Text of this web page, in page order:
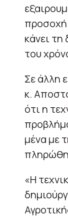
προσοχή
κάνει τη
του
Σε άλλη
κ.
ότι η
μένα με
«Η